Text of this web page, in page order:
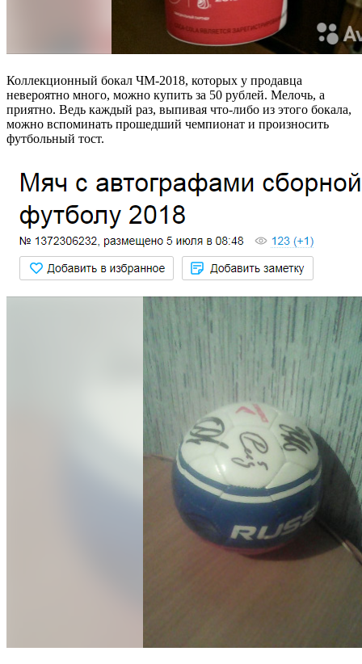
Коллекционный бокал ЧМ-2018, которых у продавца
невероятно много, можно купить за 50 рублей. Мелочь, а
приятно. Ведь каждый раз, выпивая что-либо из этого бокала,
можно вспоминать прошедший чемпионат и произносить
футбольный тост.